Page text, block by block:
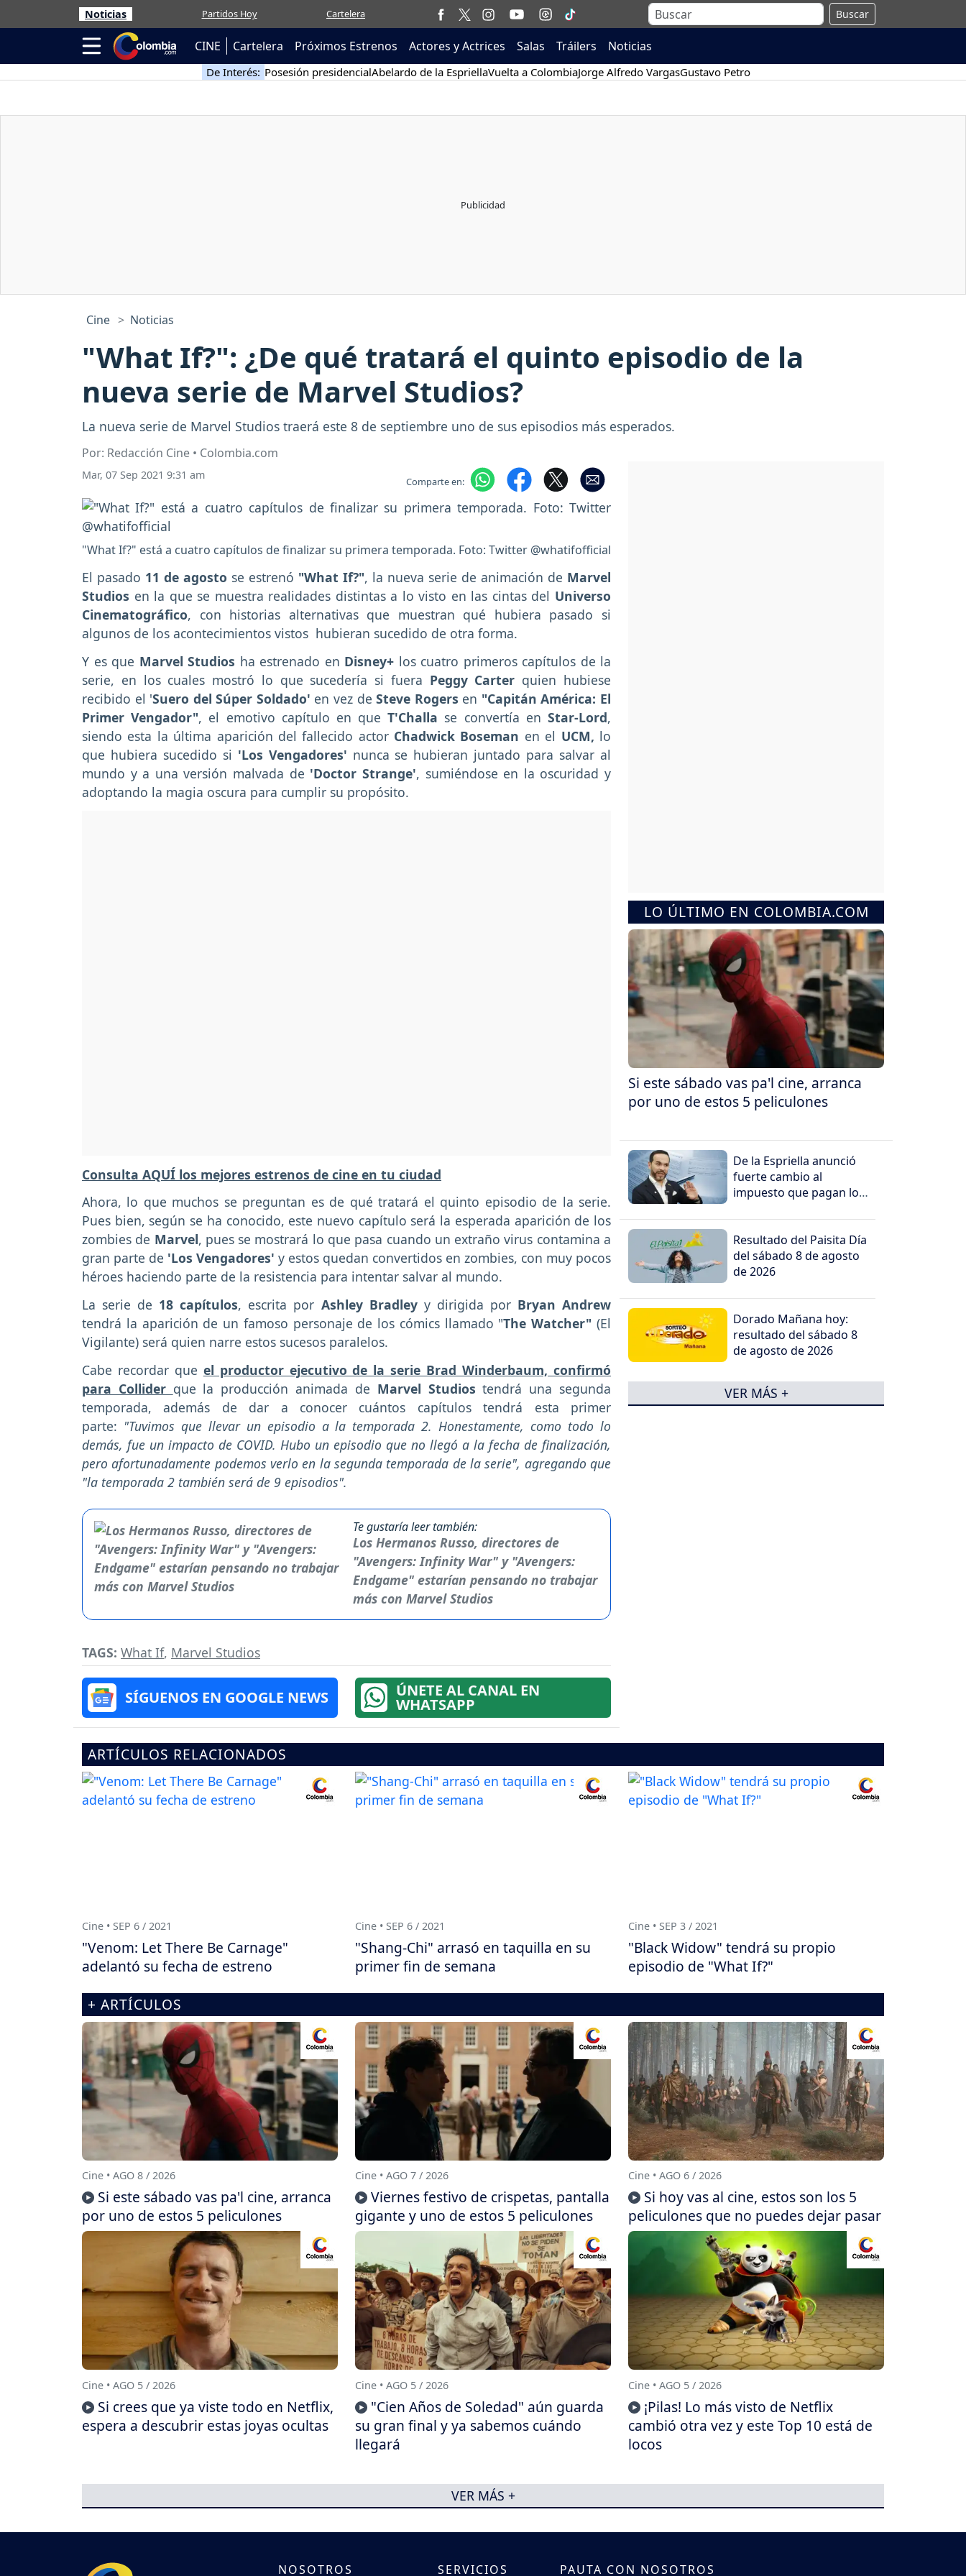
Noticias Partidos Hoy Cartelera Buscar
CINE Cartelera Próximos Estrenos Actores y Actrices Salas Tráilers Noticias
De Interés: Posesión presidencialAbelardo de la EspriellaVuelta a ColombiaJorge Alfredo VargasGustavo Petro
Cine Noticias
"What If?": ¿De qué tratará el quinto episodio de la
nueva serie de Marvel Studios?
La nueva serie de Marvel Studios traerá este 8 de septiembre uno de sus episodios más esperados.
Por: Redacción Cine • Colombia.com
Mar, 07 Sep 2021 9:31 am Comparte en:
"What If?" está a cuatro capítulos de finalizar su primera temporada. Foto: Twitter @whatifofficial
El pasado 11 de agosto se estrenó "What If?", la nueva serie de animación de Marvel
Studios en la que se muestra realidades distintas a lo visto en las cintas del Universo
Cinematográfico, con historias alternativas que muestran qué hubiera pasado si
algunos de los acontecimientos vistos hubieran sucedido de otra forma.
Y es que Marvel Studios ha estrenado en Disney+ los cuatro primeros capítulos de la
serie, en los cuales mostró lo que sucedería si fuera Peggy Carter quien hubiese
recibido el 'Suero del Súper Soldado' en vez deSteve Rogers en "Capitán América: El
Primer Vengador", el emotivo capítulo en queT'Challa se convertía enStar-Lord,
siendo esta la última aparición del fallecido actor Chadwick Boseman en el UCM, lo
que hubiera sucedido si 'Los Vengadores' nunca se hubieran juntado para salvar al
mundo y a una versión malvada de 'Doctor Strange', sumiéndose en la oscuridad y
adoptando la magia oscura para cumplir su propósito.
Consulta AQUÍ los mejores estrenos de cine en tu ciudad
Ahora, lo que muchos se preguntan es de qué tratará el quinto episodio de la serie.
Pues bien, según se ha conocido, este nuevo capítulo será la esperada aparición de los
zombies de Marvel, pues se mostrará lo que pasa cuando un extraño virus contamina a
gran parte de 'Los Vengadores' y estos quedan convertidos en zombies, con muy pocos
héroes haciendo parte de la resistencia para intentar salvar al mundo.
La serie de 18 capítulos, escrita por Ashley Bradleyy dirigida por Bryan Andrew
tendrá la aparición de un famoso personaje de los cómics llamado "The Watcher" (El
Vigilante) será quien narre estos sucesos paralelos.
Cabe recordar que el productor ejecutivo de la serie Brad Winderbaum, confirmó
para Collider que la producción animada de Marvel Studios tendrá una segunda
temporada, además de dar a conocer cuántos capítulos tendrá esta primer
parte: "Tuvimos que llevar un episodio a la temporada 2. Honestamente, como todo lo
demás, fue un impacto de COVID. Hubo un episodio que no llegó a la fecha de finalización,
pero afortunadamente podemos verlo en la segunda temporada de la serie", agregando que
"la temporada 2 también será de 9 episodios".
Te gustaría leer también:
Los Hermanos Russo, directores de
"Avengers: Infinity War" y "Avengers:
Endgame" estarían pensando no trabajar
más con Marvel Studios
TAGS: What If, Marvel Studios
SÍGUENOS EN GOOGLE NEWS ÚNETE AL CANAL EN
WHATSAPP
LO ÚLTIMO EN COLOMBIA.COM
Si este sábado vas pa'l cine, arranca
por uno de estos 5 peliculones
De la Espriella anunció
fuerte cambio al
impuesto que pagan los
Resultado del Paisita Día
del sábado 8 de agosto
de 2026
Dorado Mañana hoy:
resultado del sábado 8
de agosto de 2026
VER MÁS +
ARTÍCULOS RELACIONADOS
Cine • SEP 6 / 2021
"Venom: Let There Be Carnage"
adelantó su fecha de estreno
Cine • SEP 6 / 2021
"Shang-Chi" arrasó en taquilla en su
primer fin de semana
Cine • SEP 3 / 2021
"Black Widow" tendrá su propio
episodio de "What If?"
+ ARTÍCULOS
Cine • AGO 8 / 2026
Si este sábado vas pa'l cine, arranca
por uno de estos 5 peliculones
Cine • AGO 7 / 2026
Viernes festivo de crispetas, pantalla
gigante y uno de estos 5 peliculones
Cine • AGO 6 / 2026
Si hoy vas al cine, estos son los 5
peliculones que no puedes dejar pasar
Cine • AGO 5 / 2026
Si crees que ya viste todo en Netflix,
espera a descubrir estas joyas ocultas
Cine • AGO 5 / 2026
"Cien Años de Soledad" aún guarda
su gran final y ya sabemos cuándo
llegará
Cine • AGO 5 / 2026
¡Pilas! Lo más visto de Netflix
cambió otra vez y este Top 10 está de
locos
VER MÁS +
NOSOTROS SERVICIOS PAUTA CON NOSOTROS